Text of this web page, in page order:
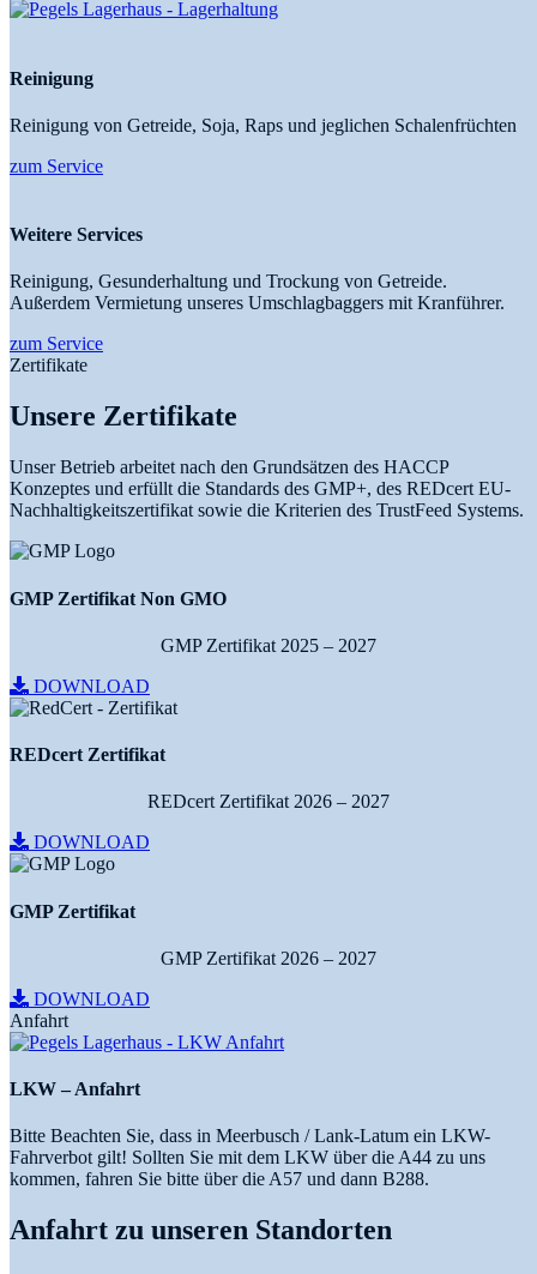
Reinigung
Reinigung von Getreide, Soja, Raps und jeglichen Schalenfrüchten
zum Service
Weitere Services
Reinigung, Gesunderhaltung und Trockung von Getreide.
Außerdem Vermietung unseres Umschlagbaggers mit Kranführer.
zum Service
Zertifikate
Unsere Zertifikate
Unser Betrieb arbeitet nach den Grundsätzen des HACCP
Konzeptes und erfüllt die Standards des GMP+, des REDcert EU-
Nachhaltigkeitszertifikat sowie die Kriterien des TrustFeed Systems.
GMP Zertifikat Non GMO
GMP Zertifikat 2025 – 2027
DOWNLOAD
REDcert Zertifikat
REDcert Zertifikat 2026 – 2027
DOWNLOAD
GMP Zertifikat
GMP Zertifikat 2026 – 2027
DOWNLOAD
Anfahrt
LKW – Anfahrt
Bitte Beachten Sie, dass in Meerbusch / Lank-Latum ein LKW-
Fahrverbot gilt! Sollten Sie mit dem LKW über die A44 zu uns
kommen, fahren Sie bitte über die A57 und dann B288.
Anfahrt zu unseren Standorten